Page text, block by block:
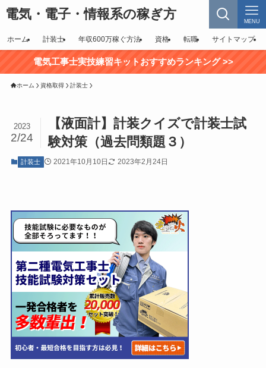
電気・電子・情報系の稼ぎ方 MENU
ホーム 計装士 年収600万稼ぐ方法 資格 転職 サイトマップ
電気工事士実技練習キットおすすめランキング >>
ホーム 資格取得 計装士
【液面計】計装クイズで計装士試
験対策（過去問類題３）
2023
2/24
計装士 2021年10月10日 2023年2月24日